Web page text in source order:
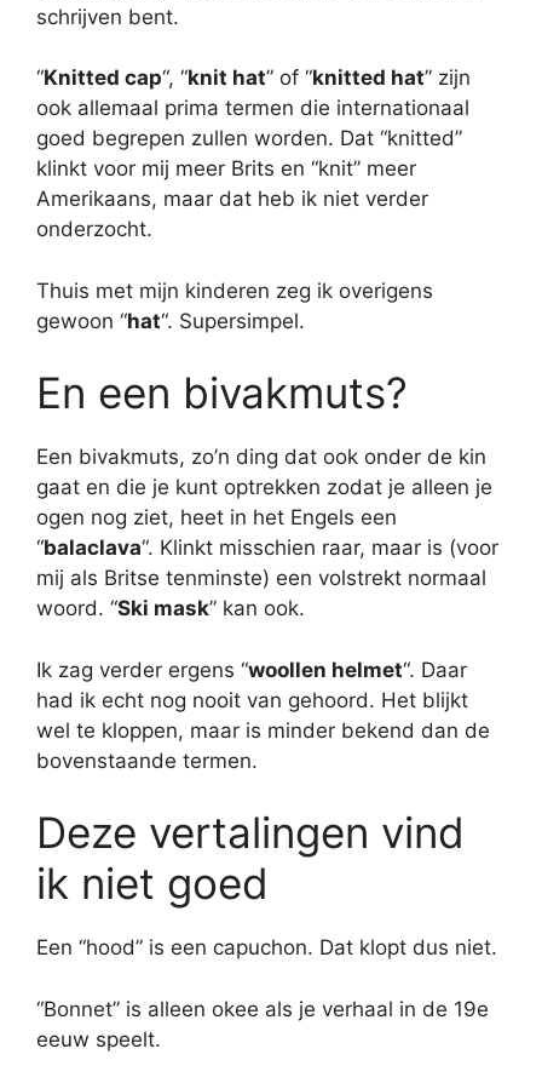
schrijven bent.
“Knitted cap“, “knit hat” of “knitted hat” zijn
ook allemaal prima termen die internationaal
goed begrepen zullen worden. Dat “knitted”
klinkt voor mij meer Brits en “knit” meer
Amerikaans, maar dat heb ik niet verder
onderzocht.
Thuis met mijn kinderen zeg ik overigens
gewoon “hat“. Supersimpel.
En een bivakmuts?
Een bivakmuts, zo’n ding dat ook onder de kin
gaat en die je kunt optrekken zodat je alleen je
ogen nog ziet, heet in het Engels een
“balaclava“. Klinkt misschien raar, maar is (voor
mij als Britse tenminste) een volstrekt normaal
woord. “Ski mask” kan ook.
Ik zag verder ergens “woollen helmet“. Daar
had ik echt nog nooit van gehoord. Het blijkt
wel te kloppen, maar is minder bekend dan de
bovenstaande termen.
Deze vertalingen vind
ik niet goed
Een “hood” is een capuchon. Dat klopt dus niet.
“Bonnet” is alleen okee als je verhaal in de 19e
eeuw speelt.